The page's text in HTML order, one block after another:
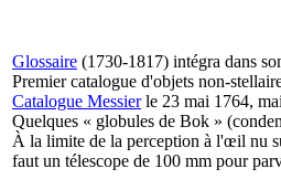
Glossaire (1730-1817) intégra dans
Premier catalogue d'objets non-
Catalogue Messierle 23 mai 1764,
Quelques « globules de Bok »
À la limite de la perception à l'œil nu
faut un télescope de 100 mm pour